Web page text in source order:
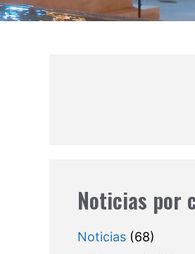
Noticias por
Noticias(68)